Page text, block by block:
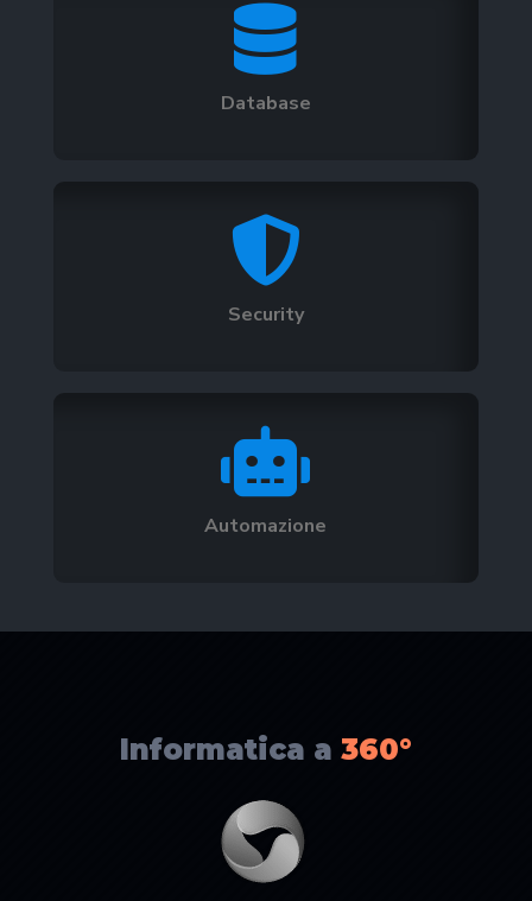

Database

Security

Automazione
Informatica a 360°